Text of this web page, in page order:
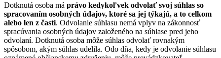
Dotknutá osoba má právo kedykoľvek odvolať svoj súhlas so
spracovaním osobných údajov, ktoré sa jej týkajú, a to celkom
alebo len z časti. Odvolanie súhlasu nemá vplyv na zákonnosť
spracúvania osobných údajov založeného na súhlase pred jeho
odvolaní. Dotknutá osoba môže súhlas odvolať rovnakým
spôsobom, akým súhlas udelila. Odo dňa, kedy je odvolanie súhlasu